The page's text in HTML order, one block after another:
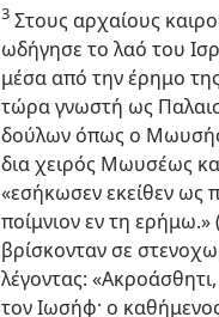
3 Στους αρχαίους
ωδήγησε το λαό του
μέσα από την έρημο
τώρα γνωστή ως
δούλων όπως ο
δια χειρός Μωυσέως
«εσήκωσεν εκείθεν ως
ποίμνιον εν τη ερήμω.» (
βρίσκονταν σε
λέγοντας:
τον Ιωσήφ· ο